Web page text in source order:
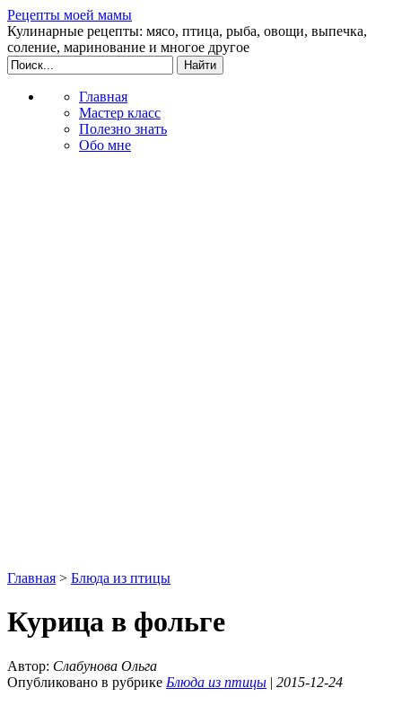
Рецепты моей мамы
Кулинарные рецепты: мясо, птица, рыба, овощи, выпечка,
соление, маринование и многое другое
Главная
Мастер класс
Полезно знать
Обо мне
Главная > Блюда из птицы
Курица в фольге
Автор: Слабунова Ольга
Опубликовано в рубрике Блюда из птицы | 2015-12-24